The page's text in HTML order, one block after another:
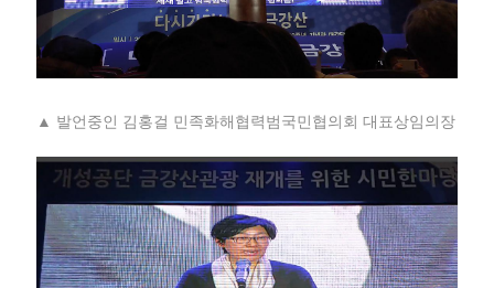
▲ 발언중인 김홍걸 민족화해협력범국민협의회 대표상임의장